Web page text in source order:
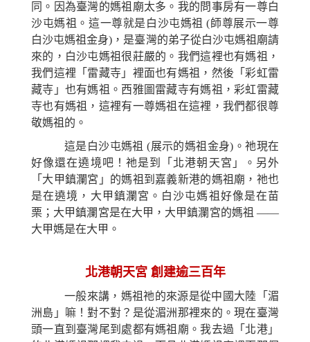
同。因為臺灣的媽祖廟太多。我的問事房有一尊白
沙屯媽祖。這一尊就是白沙屯媽祖 (師尊展示一尊
白沙屯媽祖金身)，是臺灣的弟子從白沙屯媽祖廟請
來的，白沙屯媽祖很莊嚴的。我們這裡也有媽祖，
我們這裡「雷藏寺」裡面也有媽祖，然後「彩虹雷
藏寺」也有媽祖。西雅圖雷藏寺有媽祖，彩虹雷藏
寺也有媽祖，這裡有一尊媽祖在這裡，我們都很尊
敬媽祖的。
這是白沙屯媽祖 (展示的媽祖金身)。祂現在
好像還在遶境吧！祂是到「北港朝天宮」。另外
「大甲鎮瀾宮」的媽祖到嘉義新港的媽祖廟，祂也
是在遶境，大甲鎮瀾宮。白沙屯媽祖好像是在苗
栗；大甲鎮瀾宮是在大甲，大甲鎮瀾宮的媽祖 ——
大甲媽是在大甲。
北港朝天宮 創建逾三百年
一般來講，媽祖祂的來源是從中國大陸「湄
洲島」嘛！對不對？是從湄洲那裡來的。現在臺灣
頭一直到臺灣尾到處都有媽祖廟。我去過「北港」